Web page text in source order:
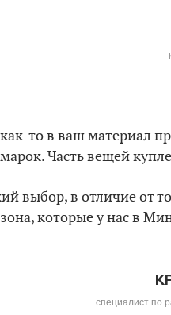
то в ваш материал
Часть вещей
выбор, в отличие от
которые у нас в
К
специалист по